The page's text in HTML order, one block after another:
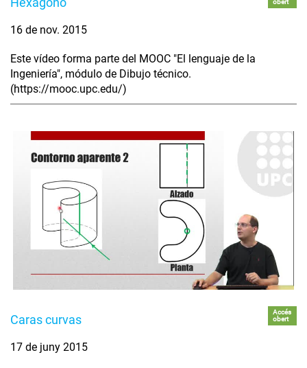
obert
16 de nov. 2015
Este vídeo forma parte del MOOC "El lenguaje de la
Ingeniería", módulo de Dibujo técnico.
(https://mooc.upc.edu/)
Caras curvas
Accés
obert
17 de juny 2015